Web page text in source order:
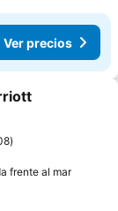
Ver precios
frente al marVer